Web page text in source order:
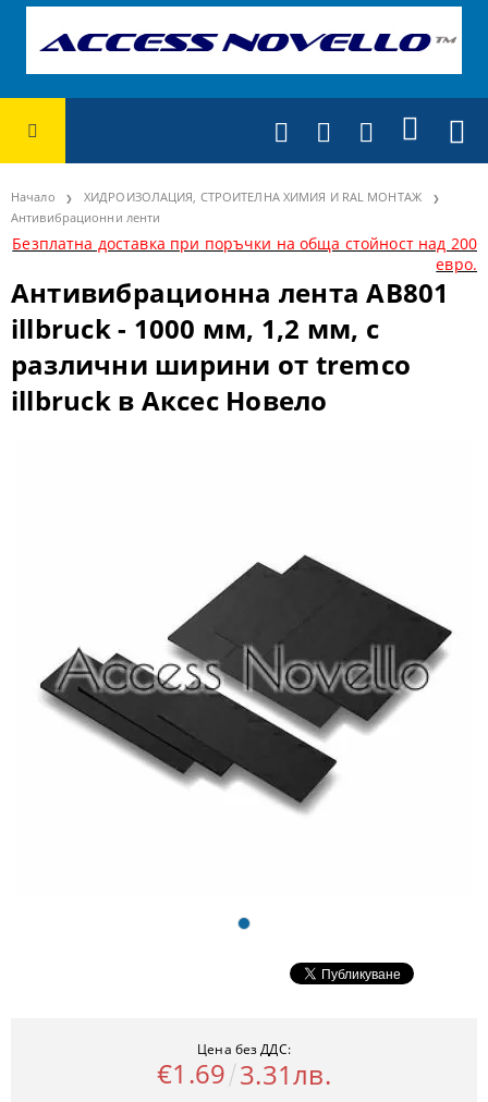
Начало
ХИДРОИЗОЛАЦИЯ, СТРОИТЕЛНА ХИМИЯ И RAL МОНТАЖ
Антивибрационни ленти
Безплатна доставка при поръчки на обща стойност над 200
евро.
Антивибрационна лента AB801
illbruck - 1000 мм, 1,2 мм, с
различни ширини от tremco
illbruck в Аксес Новело
Цена без ДДС:
€1.69 3.31лв.